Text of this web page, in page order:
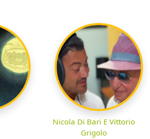
Nicola Di Bari E Vittorio
Grigolo